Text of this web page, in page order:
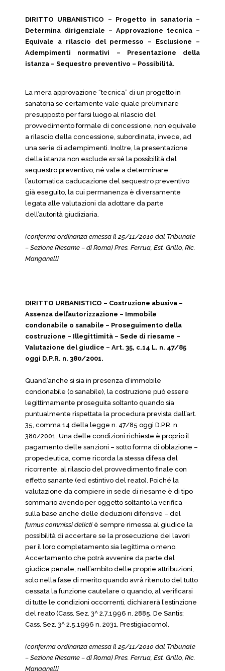
DIRITTO URBANISTICO – Progetto in sanatoria –
Determina dirigenziale – Approvazione tecnica –
Equivale a rilascio del permesso – Esclusione –
Adempimenti normativi – Presentazione della
istanza – Sequestro preventivo – Possibilità.
La mera approvazione “tecnica” di un progetto in
sanatoria se certamente vale quale preliminare
presupposto per farsi luogo al rilascio del
provvedimento formale di concessione, non equivale
a rilascio della concessione, subordinata, invece, ad
una serie di adempimenti. Inoltre, la presentazione
della istanza non esclude exsé la possibilità del
sequestro preventivo, né vale a determinare
l’automatica caducazione del sequestro preventivo
già eseguito, la cui permanenza è diversamente
legata alle valutazioni da adottare da parte
dell’autorità giudiziaria.
(conferma ordinanza emessa il 25/11/2010 dal Tribunale
– Sezione Riesame – di Roma) Pres. Ferrua, Est. Grillo, Ric.
Manganelli
DIRITTO URBANISTICO – Costruzione abusiva –
Assenza dell’autorizzazione – Immobile
condonabile o sanabile – Proseguimento della
costruzione – Illegittimità – Sede di riesame –
Valutazione del giudice – Art. 35, c.14 L. n. 47/85
oggi D.P.R. n. 380/2001.
Quand’anche si sia in presenza d’immobile
condonabile (o sanabile), la costruzione può essere
legittimamente proseguita soltanto quando sia
puntualmente rispettata la procedura prevista dall’art.
35, comma 14 della legge n. 47/85 oggi D.P.R. n.
380/2001. Una delle condizioni richieste è proprio il
pagamento delle sanzioni – sotto forma di oblazione –
propedeutica, come ricorda la stessa difesa del
ricorrente, al rilascio del provvedimento finale con
effetto sanante (ed estintivo del reato). Poiché la
valutazione da compiere in sede di riesame è di tipo
sommario avendo per oggetto soltanto la verifica –
sulla base anche delle deduzioni difensive – del
fumus commissi delicti è sempre rimessa al giudice la
possibilità di accertare se la prosecuzione dei lavori
per il loro completamento sia legittima o meno.
Accertamento che potrà avvenire da parte del
giudice penale, nell’ambito delle proprie attribuzioni,
solo nella fase di merito quando avrà ritenuto del tutto
cessata la funzione cautelare o quando, al verificarsi
di tutte le condizioni occorrenti, dichiarerà l’estinzione
del reato (Cass. Sez. 3^ 2.7.1996 n. 2885, De Santis;
Cass. Sez. 3^ 2.5.1996 n. 2031, Prestigiacomo).
(conferma ordinanza emessa il 25/11/2010 dal Tribunale
– Sezione Riesame – di Roma) Pres. Ferrua, Est. Grillo, Ric.
Manganelli